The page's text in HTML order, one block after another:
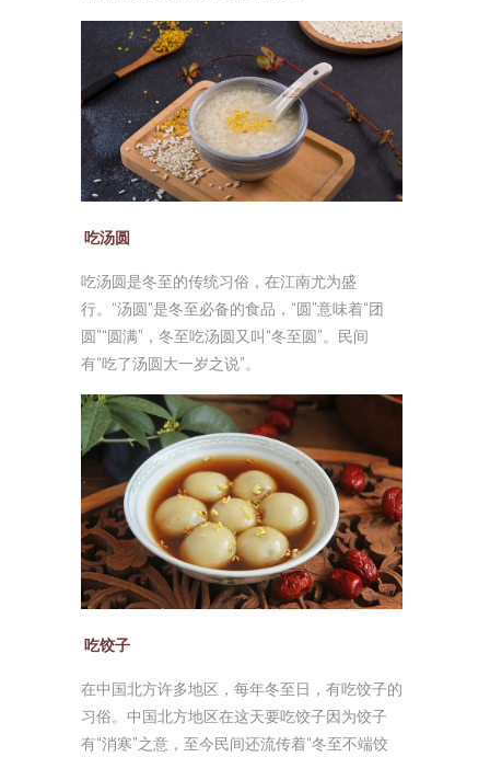
吃汤圆
吃汤圆是冬至的传统习俗，在江南尤为盛
行。“汤圆”是冬至必备的食品，“圆”意味着“团
圆”“圆满”，冬至吃汤圆又叫“冬至圆”。民间
有“吃了汤圆大一岁之说”。
吃饺子
在中国北方许多地区，每年冬至日，有吃饺子的
习俗。中国北方地区在这天要吃饺子因为饺子
有“消寒”之意，至今民间还流传着“冬至不端饺